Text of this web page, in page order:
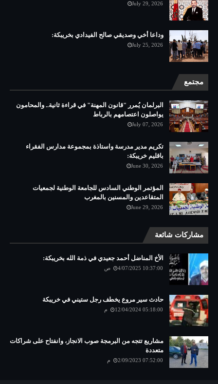
July 29, 2026
وداعا أخي وصديقي صالح الفيدادي بخريبكة:
July 25, 2026
مجتمع
البرلمان يُمرر "قانون المهنة" في قراءة ثانية.. والمحامون
يواصلون اعتصامهم بالرباط
July 07, 2026
تكريم مدير مدرسة واستاذة بمجموعة مدارس الفقراء
باقليم خريبكة:
June 30, 2026
المؤتمر الوطني السادس للجامعة الوطنية لجمعيات
المتقاعدين والمسنين بالمغرب
June 29, 2026
مشاركات شائعة
الأخ المناضل أحمد جعيدي في ذمة الله بخريبكة:
4/07/2025 10:37:00 ص
حادث سير مروع يخطف رجل ستيني في خريبكة
12/04/2024 05:18:00 م
مشاريع تتجه من البرمجة صوب الانجاز، وانفتاح على شراكات
متعددة
2/09/2023 07:52:00 م